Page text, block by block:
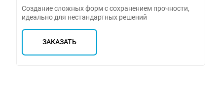
Создание сложных форм с сохранением прочности,
идеально для нестандартных решений
ЗАКАЗАТЬ